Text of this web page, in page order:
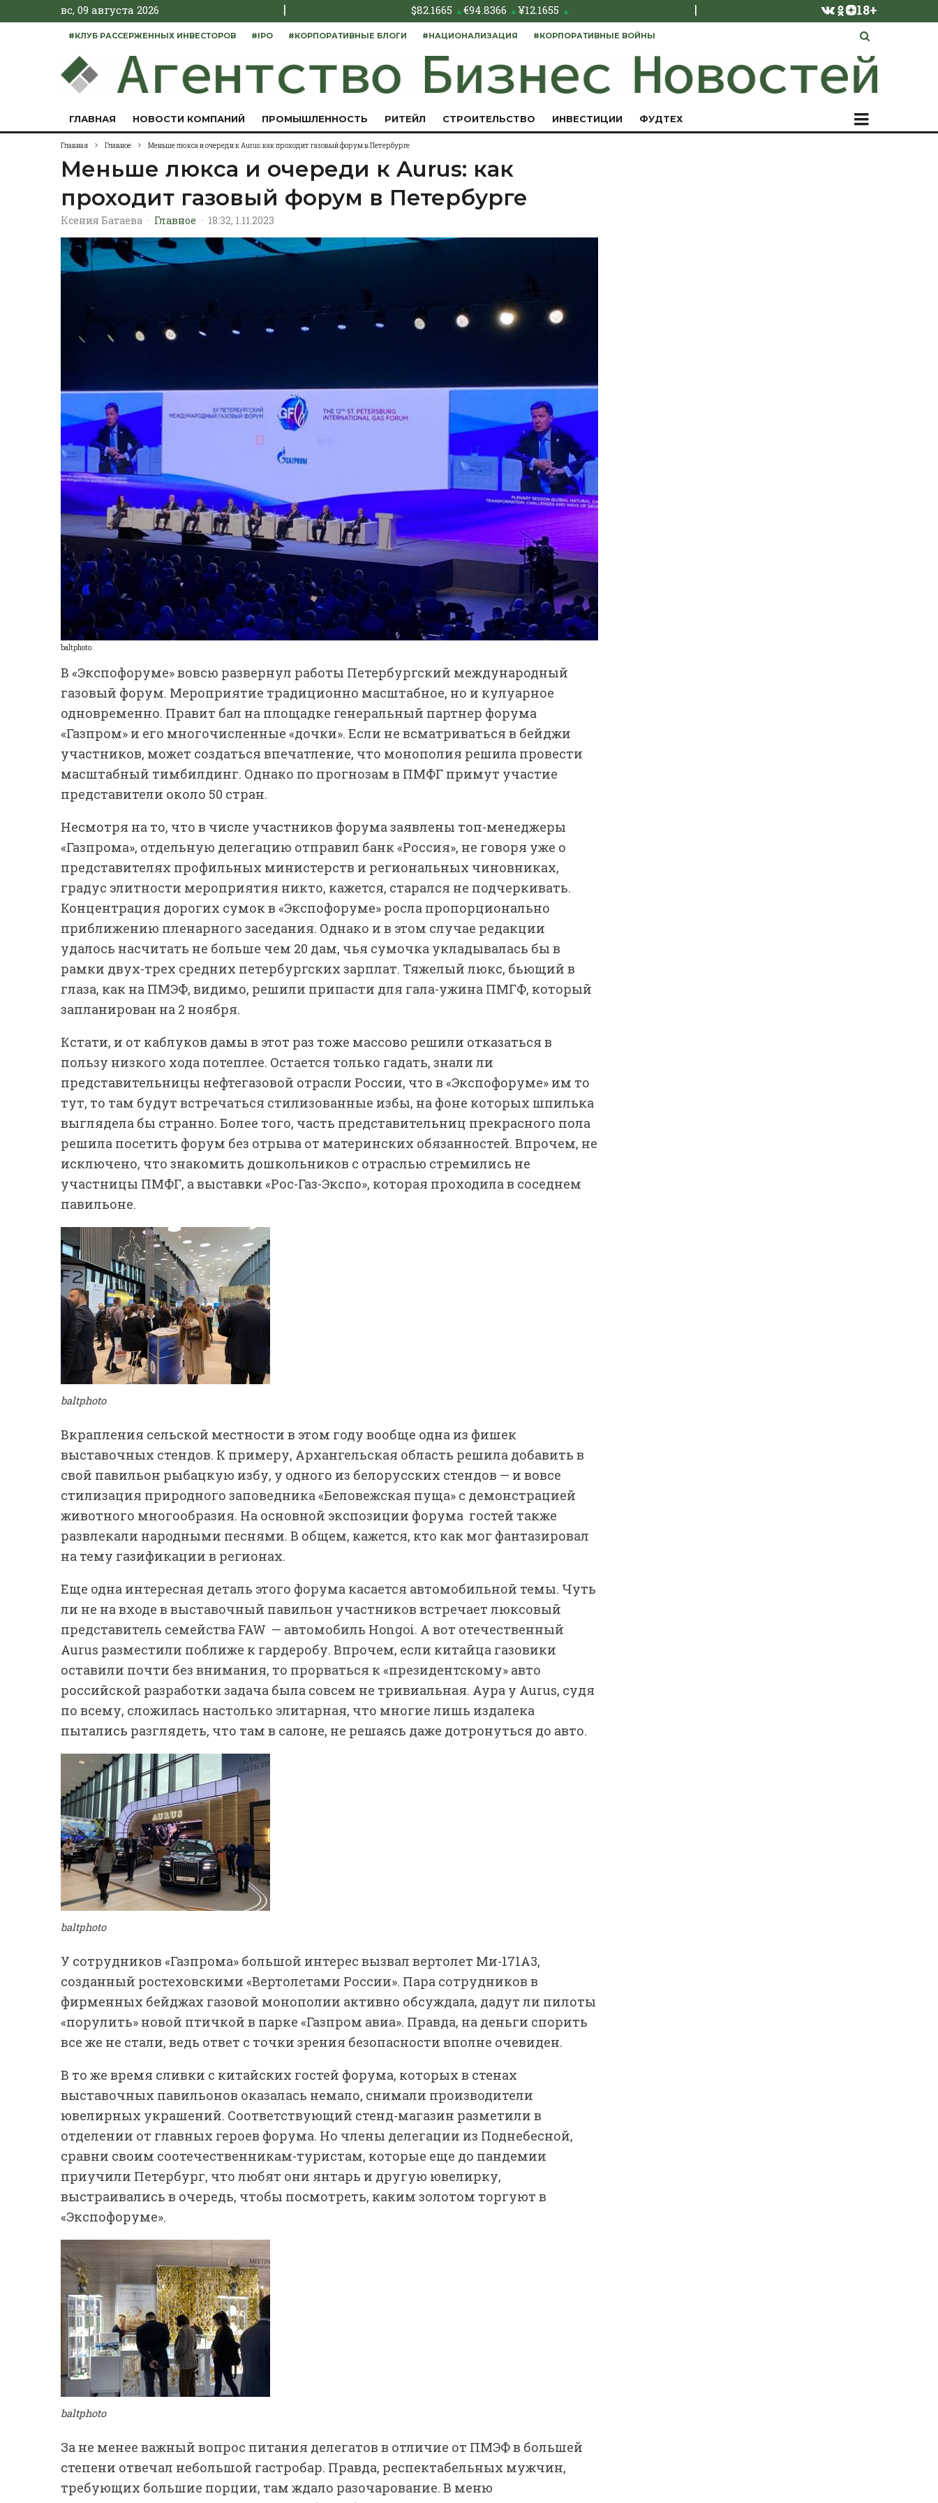
вс, 09 августа 2026 | $82.1665 ▲€94.8366 ▲¥12.1655 ▲ | 18+
#КЛУБ РАССЕРЖЕННЫХ ИНВЕСТОРОВ #IPO #КОРПОРАТИВНЫЕ БЛОГИ #НАЦИОНАЛИЗАЦИЯ #КОРПОРАТИВНЫЕ ВОЙНЫ
ГЛАВНАЯ НОВОСТИ КОМПАНИЙ ПРОМЫШЛЕННОСТЬ РИТЕЙЛ СТРОИТЕЛЬСТВО ИНВЕСТИЦИИ ФУДТЕХ
Главная Главное Меньше люкса и очереди к Aurus: как проходит газовый форум в Петербурге
Меньше люкса и очереди к Aurus: как
проходит газовый форум в Петербурге
Ксения Батаева · Главное · 18:32, 1.11.2023
baltphoto
В «Экспофоруме» вовсю развернул работы Петербургский международный
газовый форум. Мероприятие традиционно масштабное, но и кулуарное
одновременно. Правит бал на площадке генеральный партнер форума
«Газпром» и его многочисленные «дочки». Если не всматриваться в бейджи
участников, может создаться впечатление, что монополия решила провести
масштабный тимбилдинг. Однако по прогнозам в ПМФГ примут участие
представители около 50 стран.
Несмотря на то, что в числе участников форума заявлены топ-менеджеры
«Газпрома», отдельную делегацию отправил банк «Россия», не говоря уже о
представителях профильных министерств и региональных чиновниках,
градус элитности мероприятия никто, кажется, старался не подчеркивать.
Концентрация дорогих сумок в «Экспофоруме» росла пропорционально
приближению пленарного заседания. Однако и в этом случае редакции
удалось насчитать не больше чем 20 дам, чья сумочка укладывалась бы в
рамки двух-трех средних петербургских зарплат. Тяжелый люкс, бьющий в
глаза, как на ПМЭФ, видимо, решили припасти для гала-ужина ПМГФ, который
запланирован на 2 ноября.
Кстати, и от каблуков дамы в этот раз тоже массово решили отказаться в
пользу низкого хода потеплее. Остается только гадать, знали ли
представительницы нефтегазовой отрасли России, что в «Экспофоруме» им то
тут, то там будут встречаться стилизованные избы, на фоне которых шпилька
выглядела бы странно. Более того, часть представительниц прекрасного пола
решила посетить форум без отрыва от материнских обязанностей. Впрочем, не
исключено, что знакомить дошкольников с отраслью стремились не
участницы ПМФГ, а выставки «Рос-Газ-Экспо», которая проходила в соседнем
павильоне.
baltphoto
Вкрапления сельской местности в этом году вообще одна из фишек
выставочных стендов. К примеру, Архангельская область решила добавить в
свой павильон рыбацкую избу, у одного из белорусских стендов — и вовсе
стилизация природного заповедника «Беловежская пуща» с демонстрацией
животного многообразия. На основной экспозиции форума гостей также
развлекали народными песнями. В общем, кажется, кто как мог фантазировал
на тему газификации в регионах.
Еще одна интересная деталь этого форума касается автомобильной темы. Чуть
ли не на входе в выставочный павильон участников встречает люксовый
представитель семейства FAW — автомобиль Hongoi. А вот отечественный
Aurus разместили поближе к гардеробу. Впрочем, если китайца газовики
оставили почти без внимания, то прорваться к «президентскому» авто
российской разработки задача была совсем не тривиальная. Аура у Aurus, судя
по всему, сложилась настолько элитарная, что многие лишь издалека
пытались разглядеть, что там в салоне, не решаясь даже дотронуться до авто.
baltphoto
У сотрудников «Газпрома» большой интерес вызвал вертолет Ми-171А3,
созданный ростеховскими «Вертолетами России». Пара сотрудников в
фирменных бейджах газовой монополии активно обсуждала, дадут ли пилоты
«порулить» новой птичкой в парке «Газпром авиа». Правда, на деньги спорить
все же не стали, ведь ответ с точки зрения безопасности вполне очевиден.
В то же время сливки с китайских гостей форума, которых в стенах
выставочных павильонов оказалась немало, снимали производители
ювелирных украшений. Соответствующий стенд-магазин разметили в
отделении от главных героев форума. Но члены делегации из Поднебесной,
сравни своим соотечественникам-туристам, которые еще до пандемии
приучили Петербург, что любят они янтарь и другую ювелирку,
выстраивались в очередь, чтобы посмотреть, каким золотом торгуют в
«Экспофоруме».
baltphoto
За не менее важный вопрос питания делегатов в отличие от ПМЭФ в большей
степени отвечал небольшой гастробар. Правда, респектабельных мужчин,
требующих большие порции, там ждало разочарование. В меню